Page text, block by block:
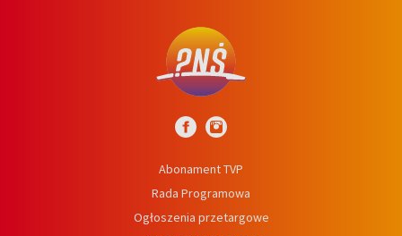
Abonament TVP
Rada Programowa
Ogłoszenia przetargowe